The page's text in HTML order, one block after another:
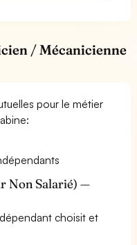
/ Mécanicienne
pour le métier
Non Salarié) —
choisit et